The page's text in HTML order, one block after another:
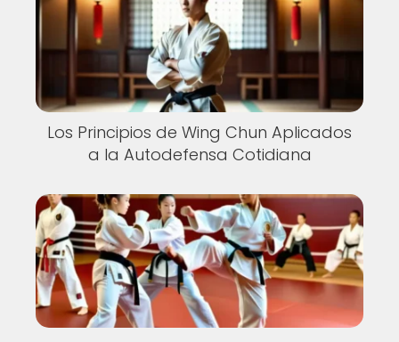
Los Principios de Wing Chun Aplicados
a la Autodefensa Cotidiana